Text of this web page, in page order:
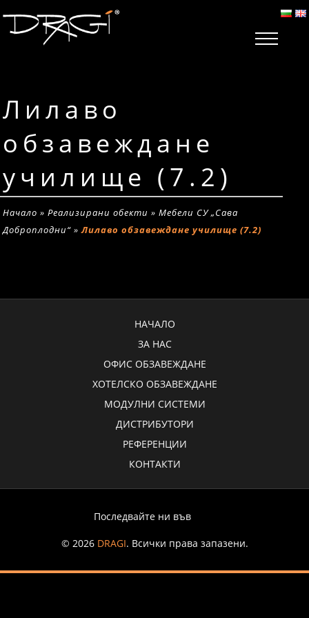
Лилаво
обзавеждане
училище (7.2)
Начало »Реализирани обекти »Мебели СУ „Сава
Доброплодни“ »Лилаво обзавеждане училище (7.2)
НАЧАЛО
ЗА НАС
ОФИС ОБЗАВЕЖДАНЕ
ХОТЕЛСКО ОБЗАВЕЖДАНЕ
МОДУЛНИ СИСТЕМИ
ДИСТРИБУТОРИ
РЕФЕРЕНЦИИ
КОНТАКТИ
Последвайте ни във
© 2026 DRAGI. Всички права запазени.